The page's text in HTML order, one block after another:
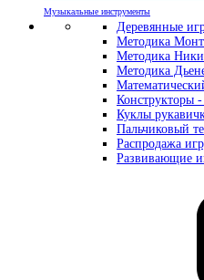
Музыкальные инструменты
Деревянные
Методика
Методика
Методика
Конструкторы -
Куклы
Пальчиковый
Распродажа
Развивающие